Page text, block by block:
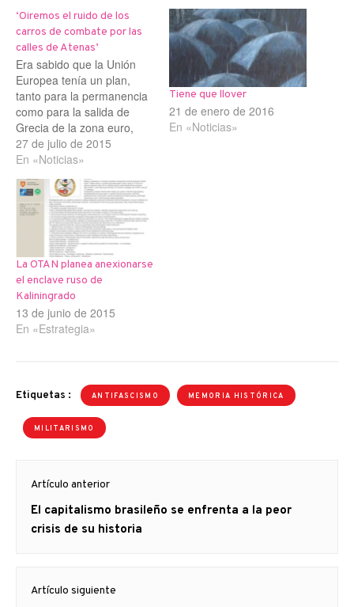
‘Oiremos el ruido de los
carros de combate por las
calles de Atenas’
Era sabido que la Unión
Europea tenía un plan,
tanto para la permanencia
como para la salida de
Grecia de la zona euro,
pero hasta la fecha no se
conocían las previsiones
El 20 de julio las publicó la
revista “Deutsche
WirtschaftsNachrichten” y,
como era previsible,…
27 de julio de 2015
En «Noticias»
Tiene que llover
21 de enero de 2016
En «Noticias»
La OTAN planea anexionarse
el enclave ruso de
Kaliningrado
13 de junio de 2015
En «Estrategia»
Etiquetas : ANTIFASCISMO MEMORIA HISTÓRICA
MILITARISMO
de
entradas
Artículo anterior
Artículo
anterior
El capitalismo brasileño se enfrenta a la peor
crisis de su historia
Artículo siguiente